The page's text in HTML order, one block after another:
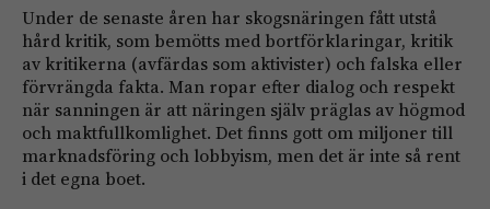
Under de senaste åren har skogsnäringen fått utstå
hård kritik, som bemötts med bortförklaringar, kritik
av kritikerna (avfärdas som aktivister) och falska eller
förvrängda fakta. Man ropar efter dialog och respekt
när sanningen är att näringen själv präglas av högmod
och maktfullkomlighet. Det finns gott om miljoner till
marknadsföring och lobbyism, men det är inte så rent
i det egna boet.